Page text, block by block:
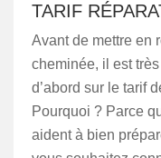
TARIF
Avant de mettre en
cheminée, il est
d’abord sur le tarif
Pourquoi ? Parce
aident à bien